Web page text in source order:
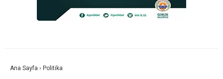
Ana Sayfa › Politika